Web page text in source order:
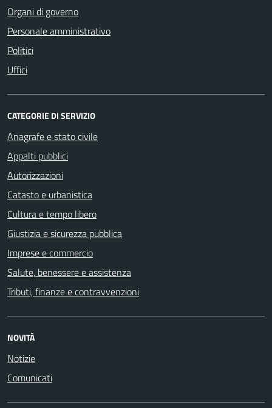
Organi di governo
Personale amministrativo
Politici
Uffici
CATEGORIE DI SERVIZIO
Anagrafe e stato civile
Appalti pubblici
Autorizzazioni
Catasto e urbanistica
Cultura e tempo libero
Giustizia e sicurezza pubblica
Imprese e commercio
Salute, benessere e assistenza
Tributi, finanze e contravvenzioni
NOVITÀ
Notizie
Comunicati